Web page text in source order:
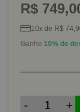
R$
10x de R$
Ganhe 10% de
- +